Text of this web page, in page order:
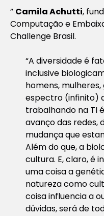
” Camila Achutti,
Computação e
Challenge Brasil.
“A diversidade é
inclusive
homens,
espectro (infinito)
trabalhando na TI
avanço das redes,
mudança que
Além do que, a
cultura. E, claro, é
uma coisa a
natureza como
coisa influencia a
dúvidas, será de